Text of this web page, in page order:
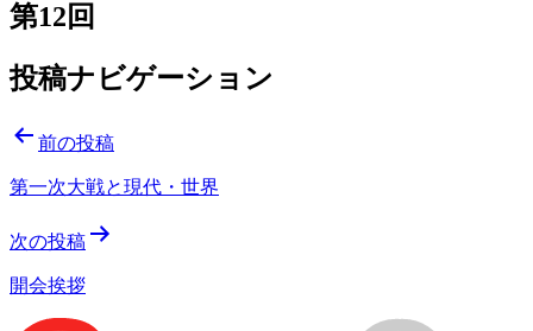
第12回
投稿ナビゲーション
前の投稿
第一次大戦と現代・世界
次の投稿
開会挨拶